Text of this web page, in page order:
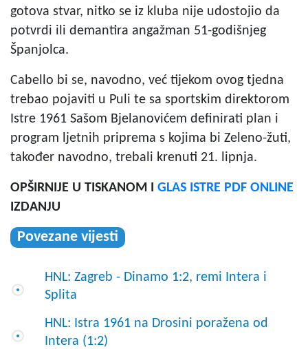
gotova stvar, nitko se iz kluba nije udostojio da
potvrdi ili demantira angažman 51-godišnjeg
Španjolca.
Cabello bi se, navodno, već tijekom ovog tjedna
trebao pojaviti u Puli te sa sportskim direktorom
Istre 1961 Sašom Bjelanovićem definirati plan i
program ljetnih priprema s kojima bi Zeleno-žuti,
također navodno, trebali krenuti 21. lipnja.
OPŠIRNIJE U TISKANOM I GLAS ISTRE PDF ONLINE
IZDANJU
Povezane vijesti
HNL: Zagreb - Dinamo 1:2, remi Intera i
Splita
HNL: Istra 1961 na Drosini poražena od
Intera (1:2)